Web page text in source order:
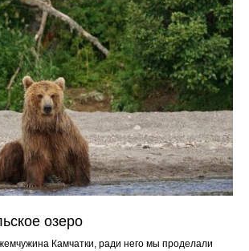
озеро
Камчатки, ради него мы проделали